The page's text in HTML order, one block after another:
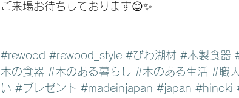
ご来場お待ちしております😊✨
#rewood #rewood_style #びわ湖材 #木製食器
木の食器 #木のある暮らし #木のある生活 #職
い #プレゼント #madeinjapan #japan #hinoki